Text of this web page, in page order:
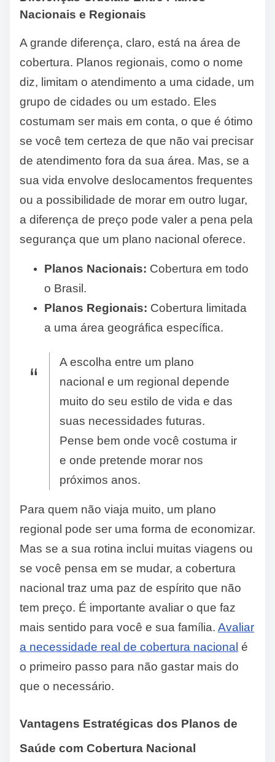
Nacionais e Regionais
A grande diferença, claro, está na área de
cobertura. Planos regionais, como o nome
diz, limitam o atendimento a uma cidade, um
grupo de cidades ou um estado. Eles
costumam ser mais em conta, o que é ótimo
se você tem certeza de que não vai precisar
de atendimento fora da sua área. Mas, se a
sua vida envolve deslocamentos frequentes
ou a possibilidade de morar em outro lugar,
a diferença de preço pode valer a pena pela
segurança que um plano nacional oferece.
Planos Nacionais: Cobertura em todo
o Brasil.
Planos Regionais: Cobertura limitada
a uma área geográfica específica.
A escolha entre um plano
nacional e um regional depende
muito do seu estilo de vida e das
suas necessidades futuras.
Pense bem onde você costuma ir
e onde pretende morar nos
próximos anos.
Para quem não viaja muito, um plano
regional pode ser uma forma de economizar.
Mas se a sua rotina inclui muitas viagens ou
se você pensa em se mudar, a cobertura
nacional traz uma paz de espírito que não
tem preço. É importante avaliar o que faz
mais sentido para você e sua família. Avaliar
a necessidade real de cobertura nacional é
o primeiro passo para não gastar mais do
que o necessário.
Vantagens Estratégicas dos Planos de
Saúde com Cobertura Nacional